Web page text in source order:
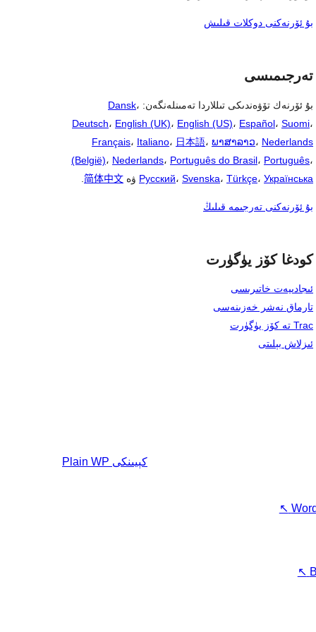
بۇ ئۆرنەكنى دوكلات قىلىش
تەرجىمىسى
بۇ ئۆرنەك تۆۋەندىكى تىللاردا تەمىنلەنگەن: Dansk،
Deutsch، English (UK)، English (US)، Español، Suomi،
Français، Italiano، 日本語، ພາສາລາວ، Nederlands
(België)، Nederlands، Português do Brasil، Português،
Русский، Svenska، Türkçe، Українська ۋە 简体中文
بۇ ئۆرنەكنى تەرجىمە قىلىڭ
كودغا كۆز يۈگۈرت
ئىجادىيەت خاتىرىسى
تارماق نەشر خەزىنەسى
Trac تە كۆز يۈگۈرت
ئىزلاش بېلىتى
كېيىنكى Plain WP
↖
↖